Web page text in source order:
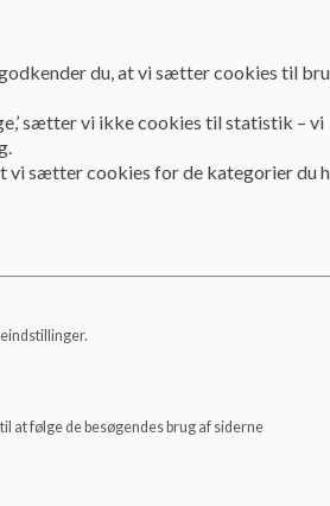
godkender du, at vi sætter cookies til
sætter vi ikke cookies til statistik – vi
vi sætter cookies for de kategorier du
at følge de besøgendes brug af siderne